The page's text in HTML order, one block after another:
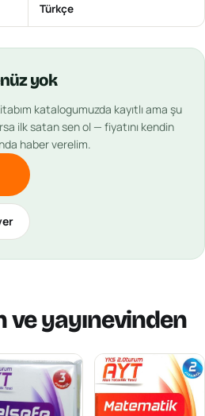
Türkçe
yok
katalogumuzda kayıtlı ama şu
ilk satan sen ol — fiyatını kendin
haber verelim.
ve yayınevinden